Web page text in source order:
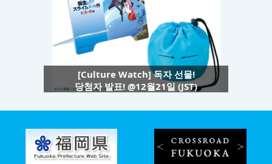
[Culture Watch] 독자 선물!
당첨자 발표! @12월21일 (JST)